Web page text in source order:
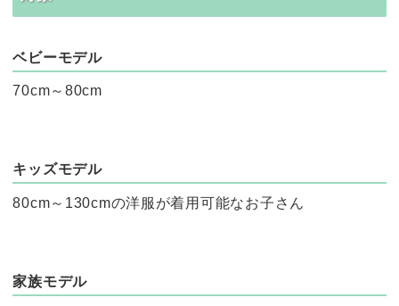
ベビーモデル
70cm～80cm
キッズモデル
80cm～130cmの洋服が着用可能なお子さん
家族モデル